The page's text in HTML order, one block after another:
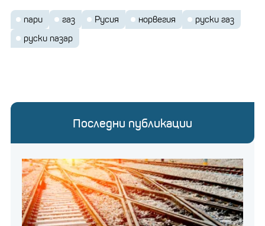
пари газ Русия норвегия
руски газ
руски пазар
Последни публикации